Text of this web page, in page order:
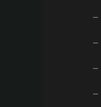
–
–
–
–